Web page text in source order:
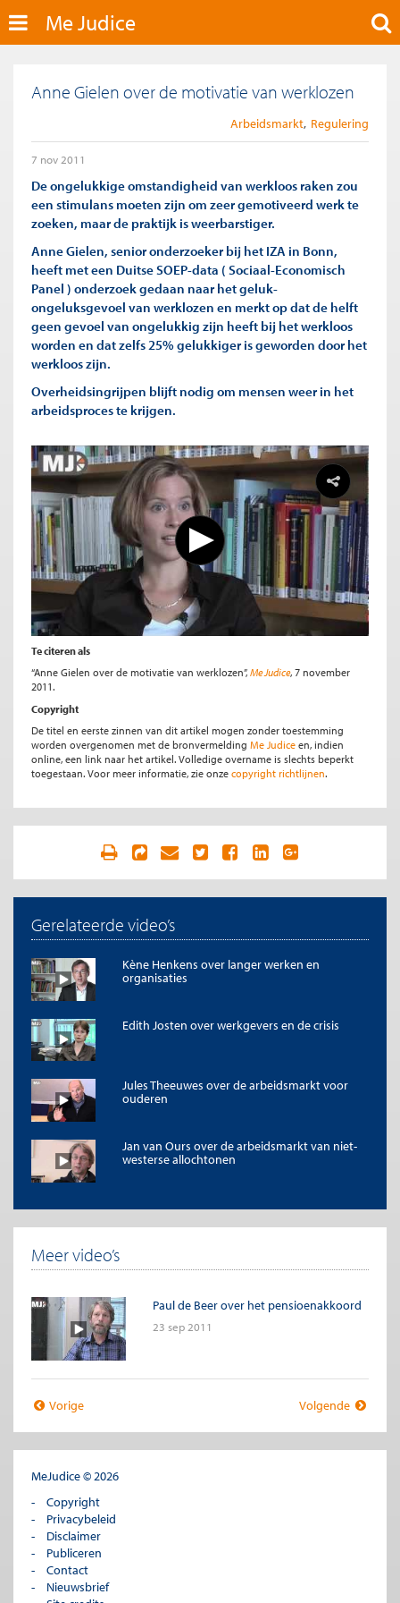
Me Judice
Anne Gielen over de motivatie van werklozen
Arbeidsmarkt Regulering
7 nov 2011
De ongelukkige omstandigheid van werkloos raken zou
een stimulans moeten zijn om zeer gemotiveerd werk te
zoeken, maar de praktijk is weerbarstiger.
Anne Gielen, senior onderzoeker bij het IZA in Bonn,
heeft met een Duitse SOEP-data ( Sociaal-Economisch
Panel ) onderzoek gedaan naar het geluk-
ongeluksgevoel van werklozen en merkt op dat de helft
geen gevoel van ongelukkig zijn heeft bij het werkloos
worden en dat zelfs 25% gelukkiger is geworden door het
werkloos zijn.
Overheidsingrijpen blijft nodig om mensen weer in het
arbeidsproces te krijgen.
Te citeren als
“Anne Gielen over de motivatie van werklozen”, Me Judice, 7 november
2011.
Copyright
De titel en eerste zinnen van dit artikel mogen zonder toestemming
worden overgenomen met de bronvermelding Me Judice en, indien
online, een link naar het artikel. Volledige overname is slechts beperkt
toegestaan. Voor meer informatie, zie onze copyright richtlijnen.
Gerelateerde video’s
Kène Henkens over langer werken en
organisaties
Edith Josten over werkgevers en de crisis
Jules Theeuwes over de arbeidsmarkt voor
ouderen
Jan van Ours over de arbeidsmarkt van niet-
westerse allochtonen
Meer video’s
Paul de Beer over het pensioenakkoord
23 sep 2011
Vorige Volgende
MeJudice © 2026
Copyright
Privacybeleid
Disclaimer
Publiceren
Contact
Nieuwsbrief